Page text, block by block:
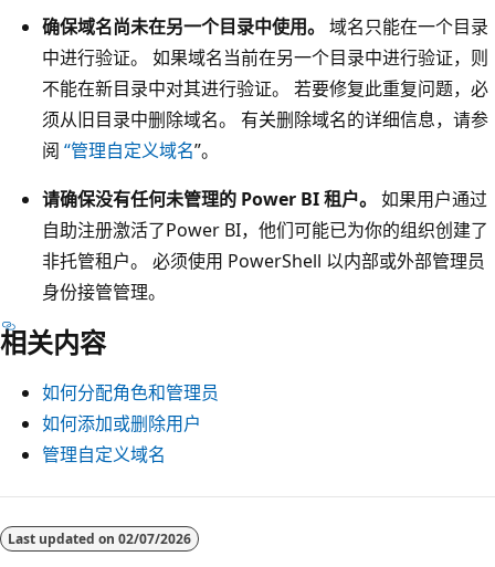
确保域名尚未在另一个目录中使用。 域名只能在一个目录
中进行验证。 如果域名当前在另一个目录中进行验证，则
不能在新目录中对其进行验证。 若要修复此重复问题，必
须从旧目录中删除域名。 有关删除域名的详细信息，请参
阅 “管理自定义域名”。
请确保没有任何未管理的 Power BI 租户。 如果用户通过
自助注册激活了Power BI，他们可能已为你的组织创建了
非托管租户。 必须使用 PowerShell 以内部或外部管理员
身份接管管理。
相关内容
如何分配角色和管理员
如何添加或删除用户
管理自定义域名
Last updated on 02/07/2026